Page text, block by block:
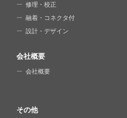
修理・校正
融着・コネクタ付
設計・デザイン
会社概要
会社概要
その他